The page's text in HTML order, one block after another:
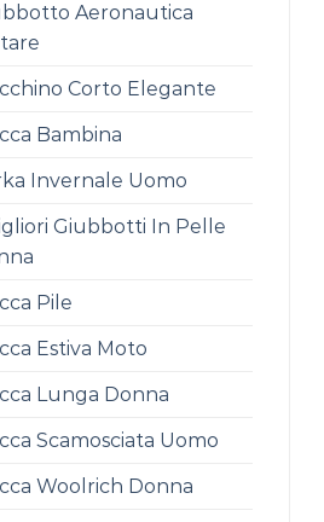
Aeronautica
Corto Elegante
Bambina
Invernale Uomo
Giubbotti In Pelle
Pile
Estiva Moto
Lunga Donna
Scamosciata Uomo
Woolrich Donna